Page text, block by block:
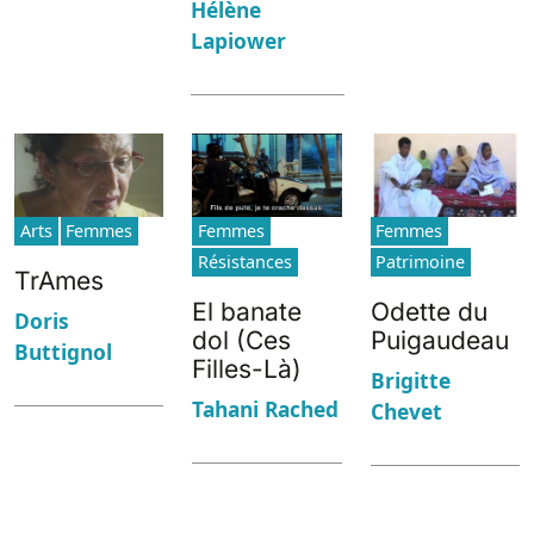
Hélène
Lapiower
Arts Femmes
TrAmes
Doris
Buttignol
Femmes
Résistances
El banate
dol (Ces
Filles-Là)
Tahani Rached
Femmes
Patrimoine
Odette du
Puigaudeau
Brigitte
Chevet